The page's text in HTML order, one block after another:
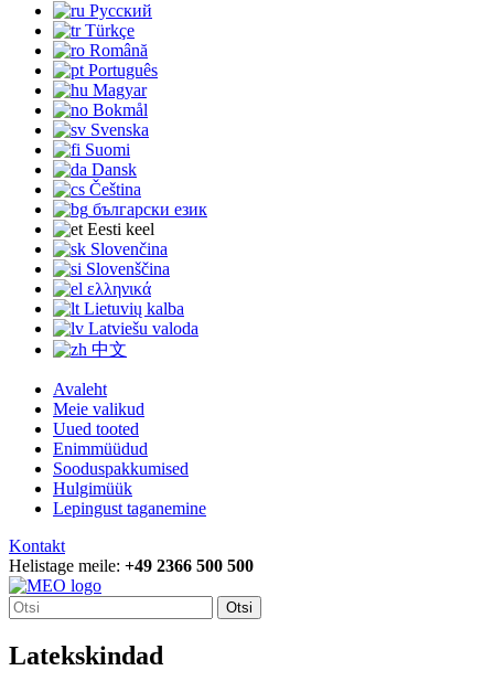
Русский
Türkçe
Română
Português
Magyar
Bokmål
Svenska
Suomi
Dansk
Čeština
български език
Eesti keel
Slovenčina
Slovenščina
ελληνικά
Lietuvių kalba
Latviešu valoda
中文
Avaleht
Meie valikud
Uued tooted
Enimmüüdud
Sooduspakkumised
Hulgimüük
Lepingust taganemine
Kontakt
Helistage meile: +49 2366 500 500
Otsi
Latekskindad